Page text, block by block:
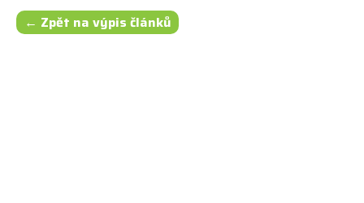
← Zpět na výpis článků